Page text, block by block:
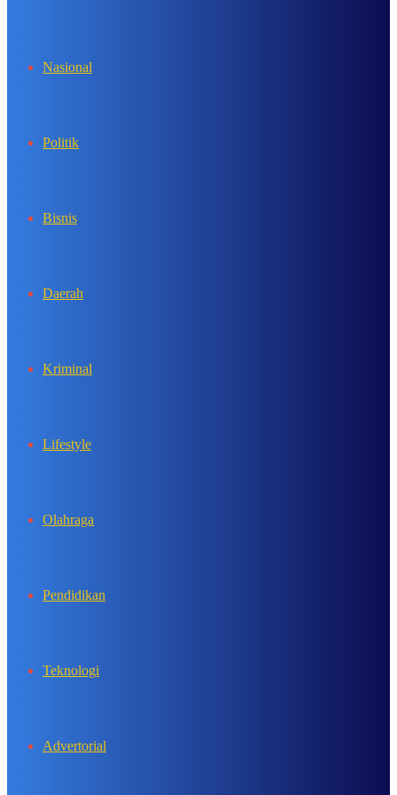
Nasional
Politik
Bisnis
Daerah
Kriminal
Lifestyle
Olahraga
Pendidikan
Teknologi
Advertorial